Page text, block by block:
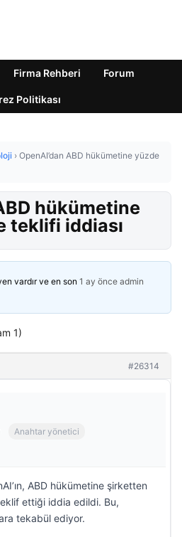
Firma Rehberi Forum
Politikası
› OpenAI’dan ABD hükümetine yüzde
hükümetine
teklifi iddiası
vardır ve en son 1 ay önce admin
1)
#26314
Anahtar yönetici
ABD hükümetine şirketten
ettiği iddia edildi. Bu,
tekabül ediyor.